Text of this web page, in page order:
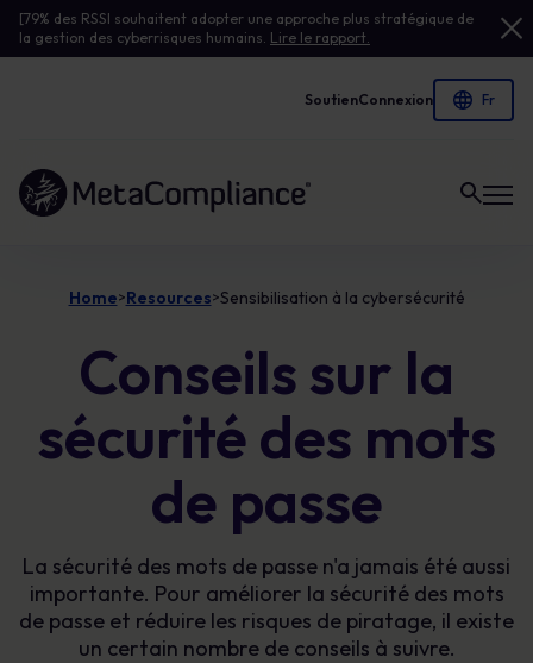
[79% des RSSI souhaitent adopter une approche plus stratégique de
la gestion des cyberrisques humains. Lire le rapport.
SoutienConnexion
Lien vers la page d'accueil
Home>Resources>Sensibilisation à la cybersécurité
Conseils sur la
sécurité des mots
de passe
La sécurité des mots de passe n'a jamais été aussi
importante. Pour améliorer la sécurité des mots
de passe et réduire les risques de piratage, il existe
un certain nombre de conseils à suivre.